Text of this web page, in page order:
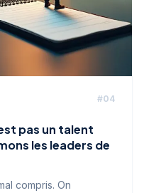
#04
pas un talent
les leaders de
compris. On